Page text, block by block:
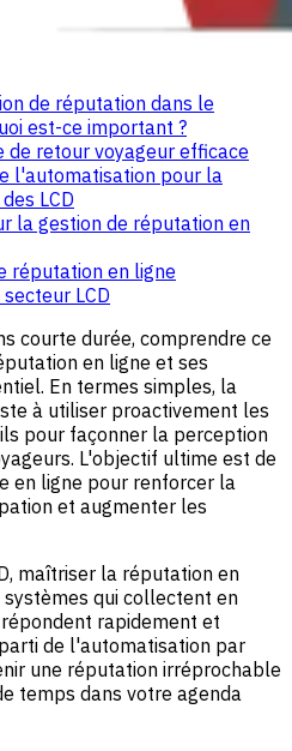
de réputation dans le
est-ce important ?
de retour voyageur efficace
l'automatisation pour la
LCD
la gestion de réputation en
réputation en ligne
LCD
courte durée, comprendre ce
en ligne et ses
En termes simples, la
à utiliser proactivement les
pour façonner la perception
L'objectif ultime est de
en ligne pour renforcer la
et augmenter les
maîtriser la réputation en
qui collectent en
rapidement et
de l'automatisation par
une réputation irréprochable
temps dans votre agenda